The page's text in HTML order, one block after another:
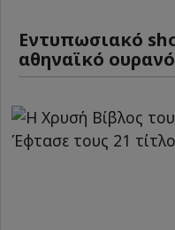
Εντυπωσιακό
αθηναϊκό